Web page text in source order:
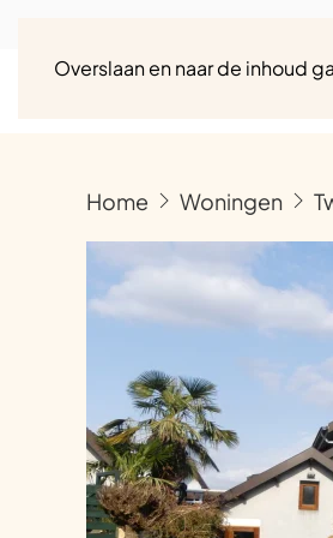
Overslaan en naar de inhoud
Home Woningen